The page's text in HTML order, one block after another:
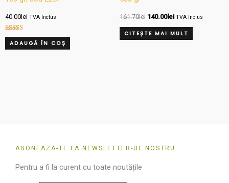
40.00 lei TVA Inclus
Evaluat la
5.00
din 5
ADAUGĂ ÎN COȘ
161.70lei 140.00lei TVA Inclus
CITEȘTE MAI MULT
ABONEAZA-TE LA NEWSLETTER-UL NOSTRU
Pentru a fi la curent cu toate noutățile